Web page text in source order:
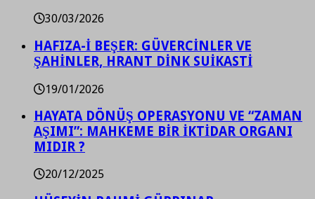
30/03/2026
HAFIZA-İ BEŞER: GÜVERCİNLER VE
ŞAHİNLER, HRANT DİNK SUİKASTİ
19/01/2026
HAYATA DÖNÜŞ OPERASYONU VE “ZAMAN
AŞIMI”: MAHKEME BİR İKTİDAR ORGANI
MIDIR ?
20/12/2025